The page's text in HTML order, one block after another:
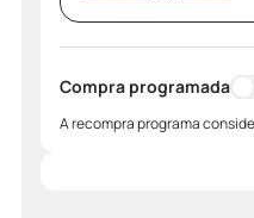
Compra programada
A recompra programa